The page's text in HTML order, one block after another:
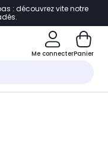
: découvrez vite notre
Me connecterPanier